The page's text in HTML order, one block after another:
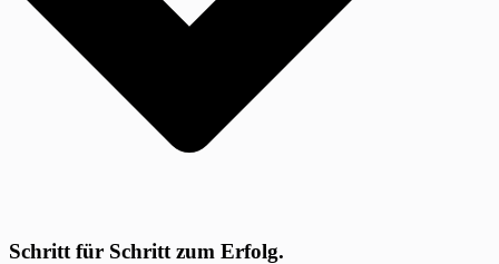
Schritt für Schritt zum Erfolg.